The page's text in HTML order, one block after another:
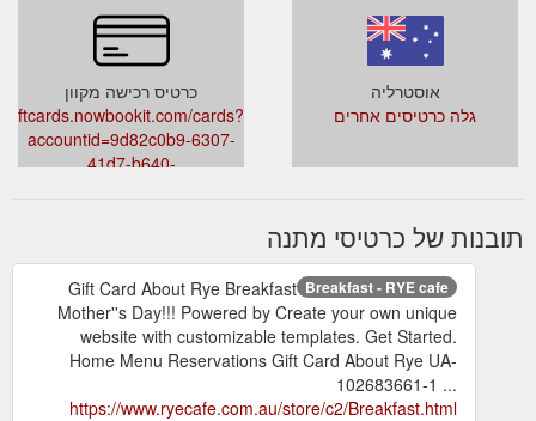
כרטיס רכישה מקוון
giftcards.nowbookit.com/cards?
accountid=9d82c0b9-6307-
41d7-b640-
אוסטרליה
גלה כרטיסים אחרים
תובנות של כרטיסי מתנה
Breakfast - RYE cafe
Gift Card About Rye Breakfast
Mother''s Day!!! Powered by Create your own unique
website with customizable templates. Get Started.
Home Menu Reservations Gift Card About Rye UA-
102683661-1 ...
https://www.ryecafe.com.au/store/c2/Breakfast.html